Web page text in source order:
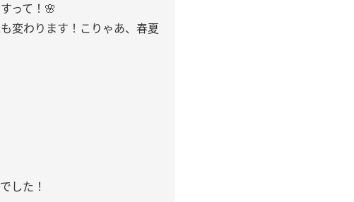
って！🌸
変わります！こりゃあ、春夏
した！